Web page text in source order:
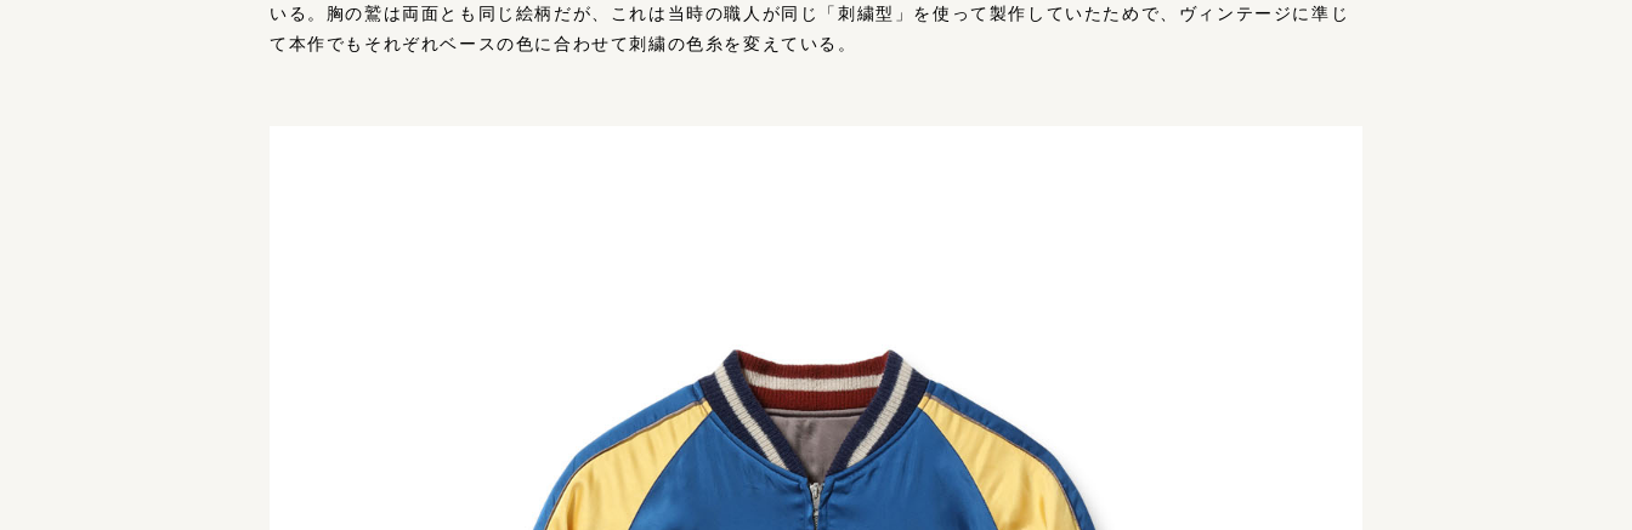
いる。胸の鷲は両面とも同じ絵柄だが、これは当時の職人が同じ「刺繍型」を使って製作していたためで、ヴィンテージに準じ
て本作でもそれぞれベースの色に合わせて刺繍の色糸を変えている。